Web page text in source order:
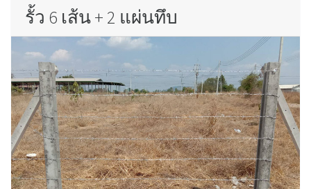
รั้ว 6 เส้น + 2 แผ่นทึบ